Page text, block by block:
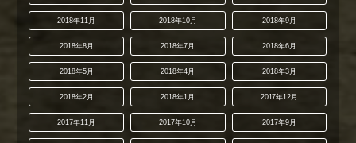
2018年11月 2018年10月 2018年9月
2018年8月 2018年7月 2018年6月
2018年5月 2018年4月 2018年3月
2018年2月 2018年1月 2017年12月
2017年11月 2017年10月 2017年9月